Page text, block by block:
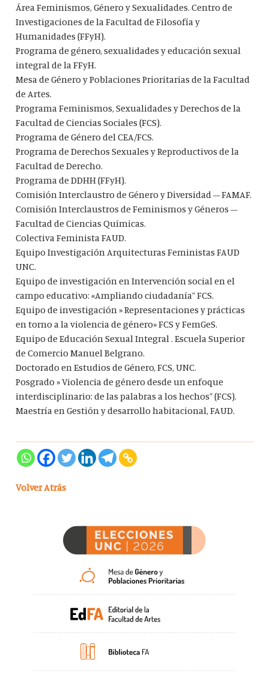
Área Feminismos, Género y Sexualidades. Centro de
Investigaciones de la Facultad de Filosofía y
Humanidades (FFyH).
Programa de género, sexualidades y educación sexual
integral de la FFyH.
Mesa de Género y Poblaciones Prioritarias de la Facultad
de Artes.
Programa Feminismos, Sexualidades y Derechos de la
Facultad de Ciencias Sociales (FCS).
Programa de Género del CEA/FCS.
Programa de Derechos Sexuales y Reproductivos de la
Facultad de Derecho.
Programa de DDHH (FFyH).
Comisión Interclaustro de Género y Diversidad – FAMAF.
Comisión Interclaustros de Feminismos y Géneros –
Facultad de Ciencias Químicas.
Colectiva Feminista FAUD.
Equipo Investigación Arquitecturas Feministas FAUD
UNC.
Equipo de investigación en Intervención social en el
campo educativo: «Ampliando ciudadanía” FCS.
Equipo de investigación » Representaciones y prácticas
en torno a la violencia de género» FCS y FemGeS.
Equipo de Educación Sexual Integral . Escuela Superior
de Comercio Manuel Belgrano.
Doctorado en Estudios de Género, FCS, UNC.
Posgrado » Violencia de género desde un enfoque
interdisciplinario: de las palabras a los hechos” (FCS).
Maestría en Gestión y desarrollo habitacional, FAUD.
Volver Atrás